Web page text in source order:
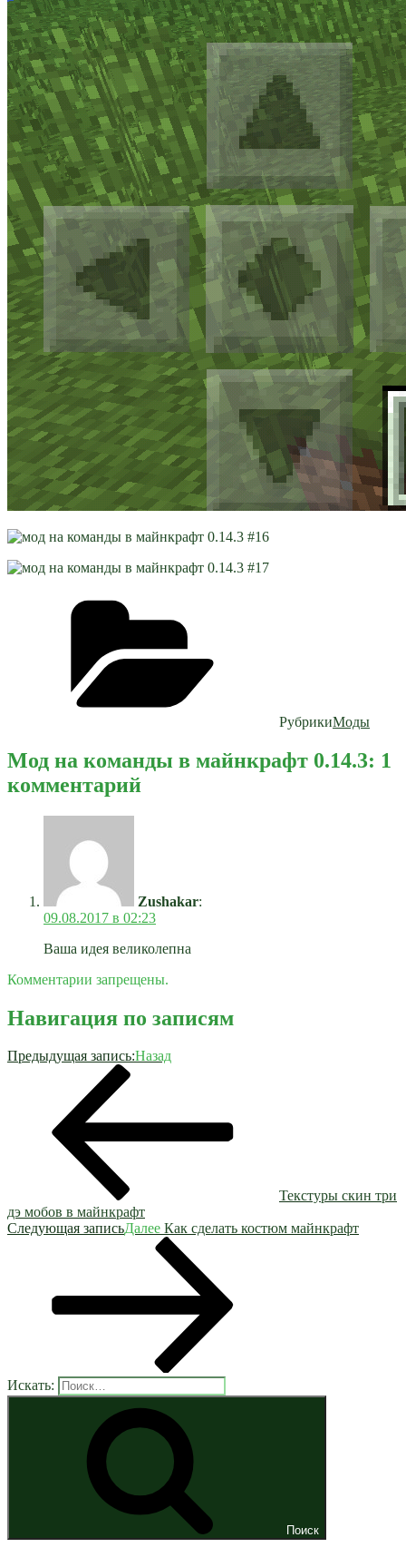
РубрикиМоды
Мод на команды в майнкрафт 0.14.3: 1
комментарий
Zushakar:
09.08.2017 в 02:23
Ваша идея великолепна
Комментарии запрещены.
Навигация по записям
Предыдущая запись:Назад
Текстуры скин три
дэ мобов в майнкрафт
Следующая записьДалее Как сделать костюм майнкрафт
Искать:
Поиск